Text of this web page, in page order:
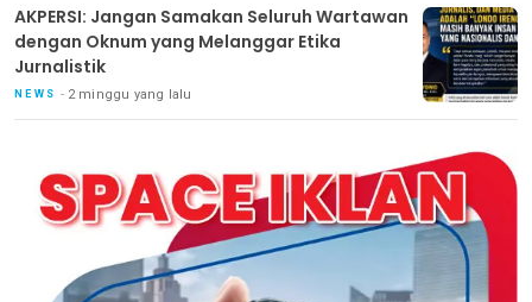
AKPERSI: Jangan Samakan Seluruh Wartawan
dengan Oknum yang Melanggar Etika
Jurnalistik
NEWS 2 minggu yang lalu